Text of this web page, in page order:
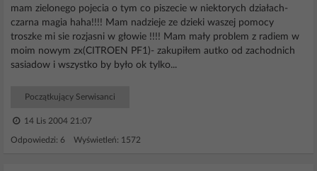
mam zielonego pojecia o tym co piszecie w niektorych działach-
czarna magia haha!!!! Mam nadzieje ze dzieki waszej pomocy
troszke mi sie rozjasni w głowie !!!! Mam mały problem z radiem w
moim nowym zx(CITROEN PF1)- zakupiłem autko od zachodnich
sasiadow i wszystko by było ok tylko...
Początkujący Serwisanci
14 Lis 2004 21:07
Odpowiedzi: 6 Wyświetleń: 1572